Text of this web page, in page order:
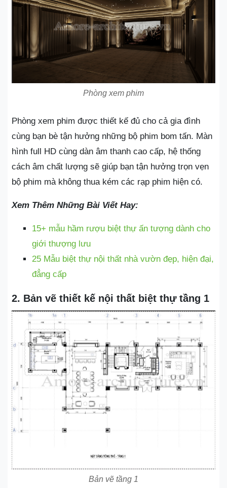
Phòng xem phim
Phòng xem phim được thiết kế đủ cho cả gia đình
cùng bạn bè tận hưởng những bộ phim bom tấn. Màn
hình full HD cùng dàn âm thanh cao cấp, hệ thống
cách âm chất lượng sẽ giúp bạn tận hưởng trọn vẹn
bộ phim mà không thua kém các rạp phim hiện có.
Xem Thêm Những Bài Viết Hay:
15+ mẫu hầm rượu biệt thự ấn tượng dành cho
giới thượng lưu
25 Mẫu biệt thự nội thất nhà vườn đẹp, hiện đại,
đẳng cấp
2. Bản vẽ thiết kế nội thất biệt thự tầng 1
Bản vẽ tầng 1